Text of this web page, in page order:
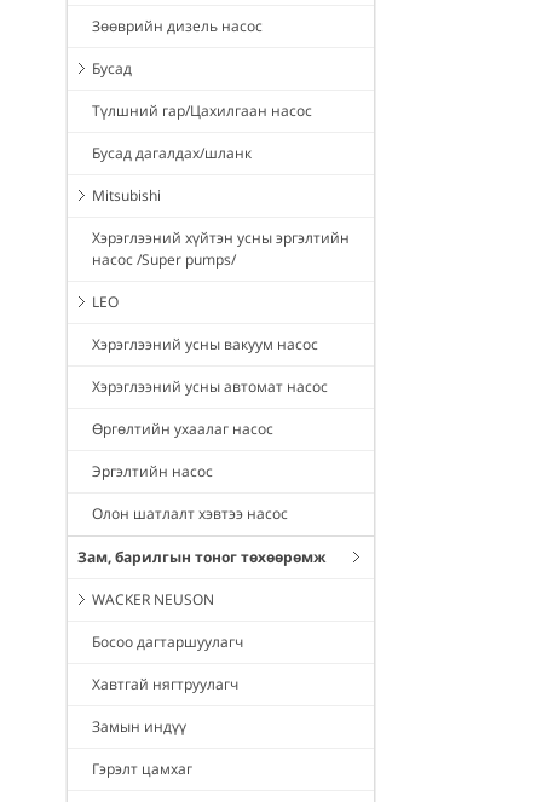
Зөөврийн дизель насос
Бусад
Түлшний гар/Цахилгаан насос
Бусад дагалдах/шланк
Mitsubishi
Хэрэглээний хүйтэн усны эргэлтийн
насос /Super pumps/
LEO
Хэрэглээний усны вакуум насос
Хэрэглээний усны автомат насос
Өргөлтийн ухаалаг насос
Эргэлтийн насос
Олон шатлалт хэвтээ насос
Зам, барилгын тоног төхөөрөмж
WACKER NEUSON
Босоо дагтаршуулагч
Хавтгай нягтруулагч
Замын индүү
Гэрэлт цамхаг